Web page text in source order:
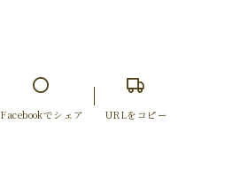
Facebookでシェア URLをコピー